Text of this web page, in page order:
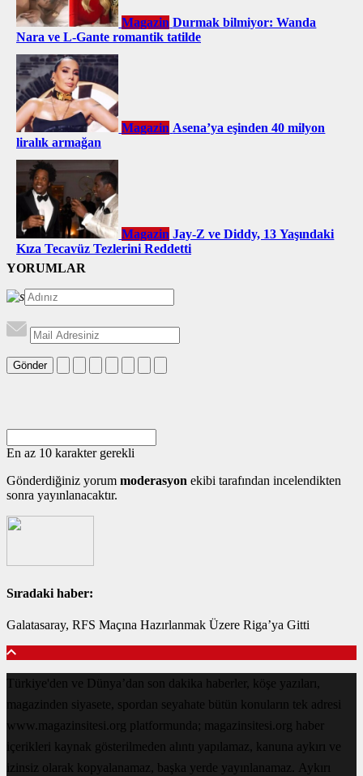
Magazin Durmak bilmiyor: Wanda
Nara ve L-Gante romantik tatilde
Magazin Asena’ya eşinden 40 milyon
liralık armağan
Magazin Jay-Z ve Diddy, 13 Yaşındaki
Kıza Tecavüz Tezlerini Reddetti
YORUMLAR
Gönder
En az 10 karakter gerekli
Gönderdiğiniz yorum moderasyon ekibi tarafından incelendikten
sonra yayınlanacaktır.
Sıradaki haber:
Galatasaray, RFS Maçına Hazırlanmak Üzere Riga’ya Gitti
Türkiye'den ve Dünya’dan son dakika haberler, köşe yazıları,
magazinden siyasete, spordan seyahate bütün konuların tek adresi
www.magazinsitesi.org platformunda; magazinsitesi.org haber
içerikleri kaynak gösterilmeden alıntı yapılamaz, kanuna aykırı ve
izinsiz olarak kopyalanamaz, başka yerde yayınlanamaz. Aykırı